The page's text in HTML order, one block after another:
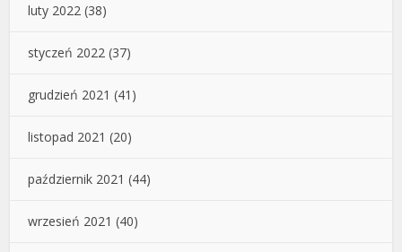
luty 2022 (38)
styczeń 2022 (37)
grudzień 2021 (41)
listopad 2021 (20)
październik 2021 (44)
wrzesień 2021 (40)